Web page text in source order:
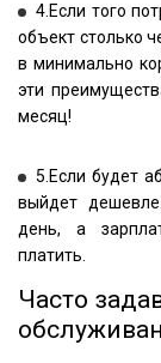
4.Если того
объект столько
в минимально
эти
месяц!
5.Если будет
выйдет
день, а
платить.
Часто